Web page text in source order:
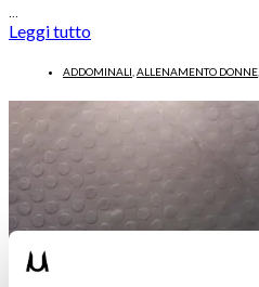
Leggi tutto
ADDOMINALI ALLENAMENTO DONNE